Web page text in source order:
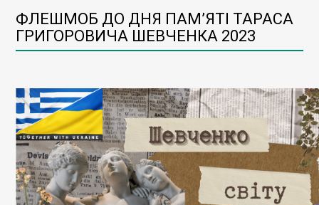
ФЛЕШМОБ ДО ДНЯ ПАМ’ЯТІ ТАРАСА
ГРИГОРОВИЧА ШЕВЧЕНКА 2023